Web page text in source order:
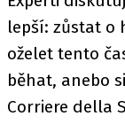
lepší: zůstat o
oželet tento
běhat, anebo
Corriere della